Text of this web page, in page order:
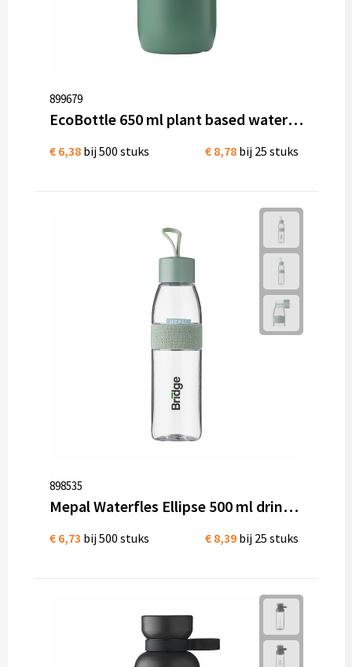
899679
EcoBottle 650 ml plant based waterfles - made in EU
€ 6,38 bij 500 stuks € 8,78 bij 25 stuks
898535
Mepal Waterfles Ellipse 500 ml drinkfles BPA-vrij kunststof
€ 6,73 bij 500 stuks € 8,39 bij 25 stuks